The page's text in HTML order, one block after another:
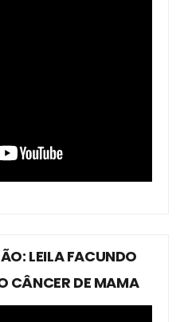
LEILA FACUNDO
CÂNCER DE MAMA